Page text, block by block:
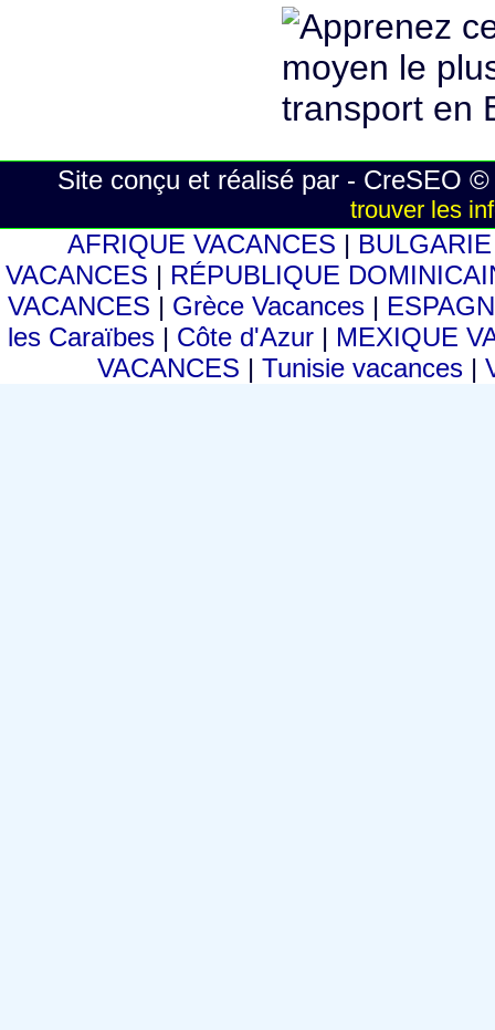
Site conçu et réalisé par - CreSEO
trouver les
AFRIQUE VACANCES |
VACANCES | RÉPUBLIQUE
VACANCES | Grèce Vacances |
les Caraïbes | Côte d'Azur | MEXIQUE
VACANCES |Tunisie vacances |